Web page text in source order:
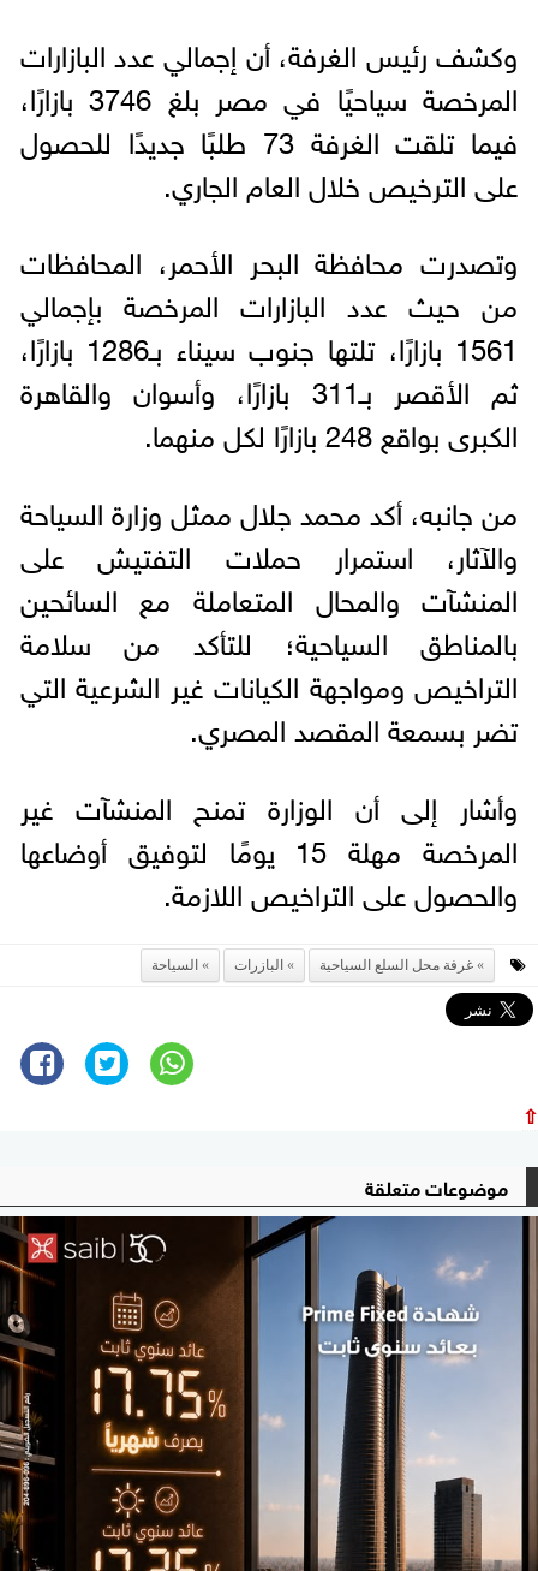
وكشف رئيس الغرفة، أن إجمالي عدد البازارات
المرخصة سياحيًا في مصر بلغ 3746 بازارًا،
فيما تلقت الغرفة 73 طلبًا جديدًا للحصول
على الترخيص خلال العام الجاري.
وتصدرت محافظة البحر الأحمر، المحافظات
من حيث عدد البازارات المرخصة بإجمالي
1561 بازارًا، تلتها جنوب سيناء بـ1286 بازارًا،
ثم الأقصر بـ311 بازارًا، وأسوان والقاهرة
الكبرى بواقع 248 بازارًا لكل منهما.
من جانبه، أكد محمد جلال ممثل وزارة السياحة
والآثار، استمرار حملات التفتيش على
المنشآت والمحال المتعاملة مع السائحين
بالمناطق السياحية؛ للتأكد من سلامة
التراخيص ومواجهة الكيانات غير الشرعية التي
تضر بسمعة المقصد المصري.
وأشار إلى أن الوزارة تمنح المنشآت غير
المرخصة مهلة 15 يومًا لتوفيق أوضاعها
والحصول على التراخيص اللازمة.
غرفة محل السلع السياحية البازرات السياحة
⇧
موضوعات متعلقة